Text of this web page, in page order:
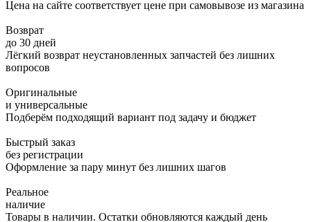
Цена на сайте соответствует цене при самовывозе из магазина
Возврат
до 30 дней
Лёгкий возврат неустановленных запчастей без лишних
вопросов
Оригинальные
и универсальные
Подберём подходящий вариант под задачу и бюджет
Быстрый заказ
без регистрации
Оформление за пару минут без лишних шагов
Реальное
наличие
Товары в наличии. Остатки обновляются каждый день